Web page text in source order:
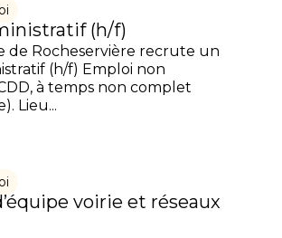
(h/f)
de Rocheservière recrute un
(h/f) Emploi non
à temps non complet
Lieu...
voirie et réseaux